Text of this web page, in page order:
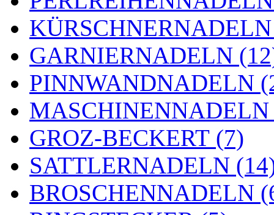
GARNIERNADELN
PINNWANDNADELN
MASCHINENNADELN
GROZ-BECKERT (7)
SATTLERNADELN
BROSCHENNADELN